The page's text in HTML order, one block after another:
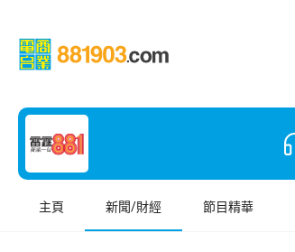
主頁 新聞/財經 節目精華